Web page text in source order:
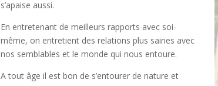
s’apaise aussi.
En entretenant de meilleurs rapports avec soi-
même, on entretient des relations plus saines avec
nos semblables et le monde qui nous entoure.
A tout âge il est bon de s’entourer de nature et